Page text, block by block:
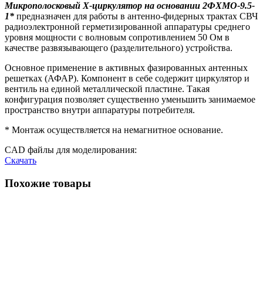
Микрополосковый X-циркулятор на основании 2ФХМО-9.5-
1* предназначен для работы в антенно-фидерных трактах СВЧ
радиоэлектронной герметизированной аппаратуры среднего
уровня мощности с волновым сопротивлением 50 Ом в
качестве развязывающего (разделительного) устройства.
Основное применение в активных фазированных антенных
решетках (АФАР). Компонент в себе содержит циркулятор и
вентиль на единой металлической пластине. Такая
конфигурация позволяет существенно уменьшить занимаемое
пространство внутри аппаратуры потребителя.
* Монтаж осуществляется на немагнитное основание.
CAD файлы для моделирования:
Скачать
Похожие товары